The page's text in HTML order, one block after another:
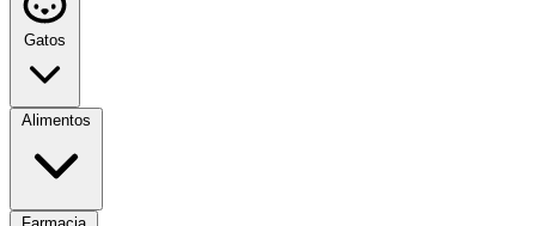
Gatos
Alimentos